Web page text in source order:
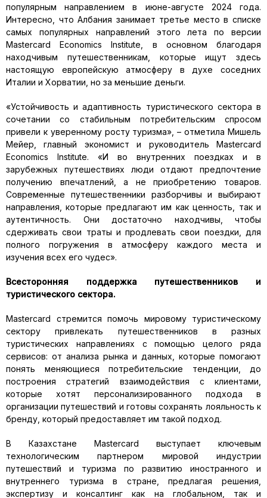
популярным направлением в июне-августе 2024 года.
Интересно, что Албания занимает третье место в списке
самых популярных направлений этого лета по версии
Mastercard Economics Institute, в основном благодаря
находчивым путешественникам, которые ищут здесь
настоящую европейскую атмосферу в духе соседних
Италии и Хорватии, но за меньшие деньги.
«Устойчивость и адаптивность туристического сектора в
сочетании со стабильным потребительским спросом
привели к уверенному росту туризма», – отметила Мишель
Мейер, главный экономист и руководитель Mastercard
Economics Institute. «И во внутренних поездках и в
зарубежных путешествиях люди отдают предпочтение
получению впечатлений, а не приобретению товаров.
Современные путешественники разборчивы и выбирают
направления, которые предлагают им как ценность, так и
аутентичность. Они достаточно находчивы, чтобы
сдерживать свои траты и продлевать свои поездки, для
полного погружения в атмосферу каждого места и
изучения всех его чудес».
Всесторонняя поддержка путешественников и
туристического сектора.
Mastercard стремится помочь мировому туристическому
сектору привлекать путешественников в разных
туристических направлениях с помощью целого ряда
сервисов: от анализа рынка и данных, которые помогают
понять меняющиеся потребительские тенденции, до
построения стратегий взаимодействия с клиентами,
которые хотят персонализированного подхода в
организации путешествий и готовы сохранять лояльность к
бренду, который предоставляет им такой подход.
В Казахстане Mastercard выступает ключевым
технологическим партнером мировой индустрии
путешествий и туризма по развитию иностранного и
внутреннего туризма в стране, предлагая решения,
экспертизу и консалтинг как на глобальном, так и